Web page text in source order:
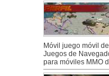
Móvil juego móvil
Juegos de
para móviles MMO